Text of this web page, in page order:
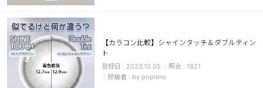
【カラコン比較】シャインタッチ＆ダブルティン
ト
2023.10.05
1821
by poplens